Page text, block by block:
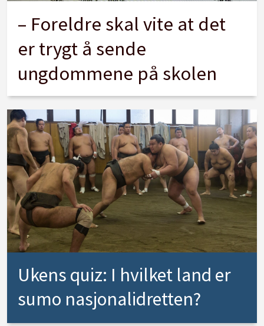
– Foreldre skal vite at det
er trygt å sende
ungdommene på skolen
Ukens quiz: I hvilket land er
sumo nasjonalidretten?